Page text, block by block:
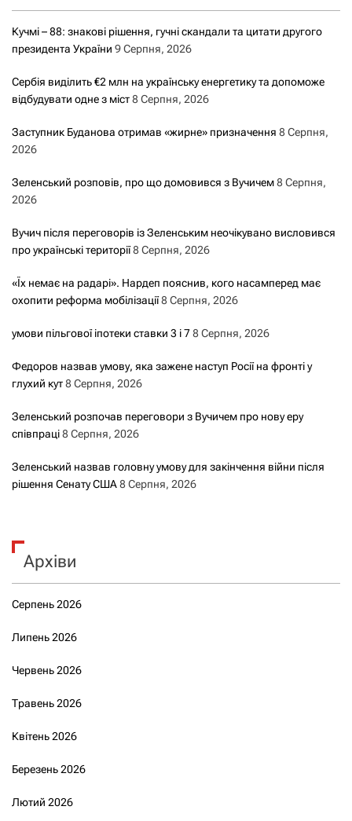
Кучмі – 88: знакові рішення, гучні скандали та цитати другого
президента України 9 Серпня, 2026
Сербія виділить €2 млн на українську енергетику та допоможе
відбудувати одне з міст8 Серпня, 2026
Заступник Буданова отримав «жирне» призначення 8 Серпня,
2026
Зеленський розповів, про що домовився з Вучичем8 Серпня,
2026
Вучич після переговорів із Зеленським неочікувано висловився
про українські території8 Серпня, 2026
«Їх немає на радарі». Нардеп пояснив, кого насамперед має
охопити реформа мобілізації8 Серпня, 2026
умови пільгової іпотеки ставки 3 і 78 Серпня, 2026
Федоров назвав умову, яка зажене наступ Росії на фронті у
глухий кут8 Серпня, 2026
Зеленський розпочав переговори з Вучичем про нову еру
співпраці8 Серпня, 2026
Зеленський назвав головну умову для закінчення війни після
рішення Сенату США8 Серпня, 2026
Архіви
Серпень 2026
Липень 2026
Червень 2026
Травень 2026
Квітень 2026
Березень 2026
Лютий 2026